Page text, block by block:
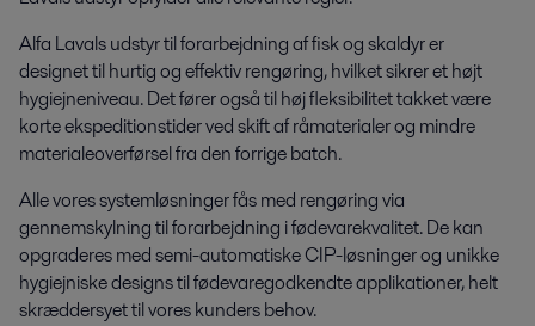
Alfa Lavals udstyr til forarbejdning af fisk og skaldyr er
designet til hurtig og effektiv rengøring, hvilket sikrer et højt
hygiejneniveau. Det fører også til høj fleksibilitet takket være
korte ekspeditionstider ved skift af råmaterialer og mindre
materialeoverførsel fra den forrige batch.
Alle vores systemløsninger fås med rengøring via
gennemskylning til forarbejdning i fødevarekvalitet. De kan
opgraderes med semi-automatiske CIP-løsninger og unikke
hygiejniske designs til fødevaregodkendte applikationer, helt
skræddersyet til vores kunders behov.